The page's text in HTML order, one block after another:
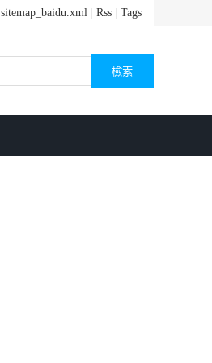
sitemap_baidu.xml Rss Tags